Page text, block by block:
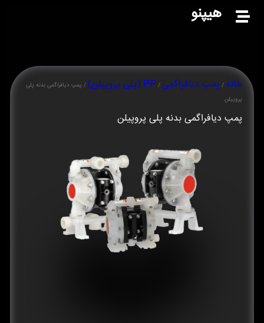
هیپنو
خانه / پمپ دیافراگمی/ PP (پلی پروپیلن)
/ پمپ دیافراگمی بدنه پلی
پروپیلن
پمپ دیافراگمی بدنه پلی پروپیلن